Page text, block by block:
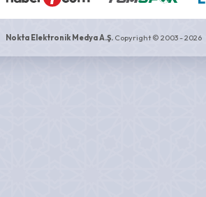
Nokta Elektronik Medya A.Ş. Copyright © 2003 - 2026